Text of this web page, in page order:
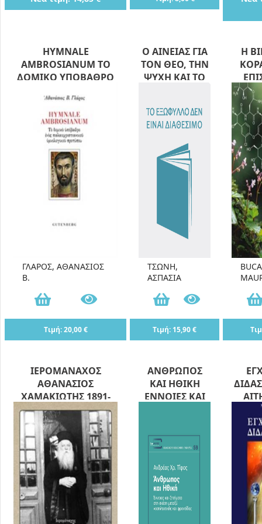
HYMNALE
AMBROSIANUM ΤΟ
ΔΟΜΙΚΟ ΥΠΟΒΑΘΡΟ
ΠΑΛΑΙΟΧΡΙΣΤΙΑΝΙΚΟΥ
ΥΜΝΟΛΟΓΙΚΟΥ
ΠΡΟΤΥΠΟΥ
ΓΛΑΡΟΣ, ΑΘΑΝΑΣΙΟΣ
Β.
Τιμή: 20,00 €
Ο ΑΙΝΕΙΑΣ ΓΙΑ
ΤΟΝ ΘΕΟ, ΤΗΝ
ΨΥΧΗ ΚΑΙ ΤΟ
ΦΙΛΟΣΟΦΙΚΕΣ
ΠΡΟΣΕΓΓΙΣΕΙΣ
ΤΣΩΝΗ,
ΑΣΠΑΣΙΑ
Τιμή: 15,90 €
Η
ΥΠΟ
ΙΕΡΟΜΑΝΑΧΟΣ
ΑΘΑΝΑΣΙΟΣ
ΧΑΜΑΚΙΩΤΗΣ 1891-
1967
ΑΝΘΡΩΠΟΣ
ΚΑΙ ΗΘΙΚΗ
ΕΝΝΟΙΕΣ ΚΑΙ
ΝΟΣΗΛΕΥΤΙΚΗΣ
ΚΑΙ